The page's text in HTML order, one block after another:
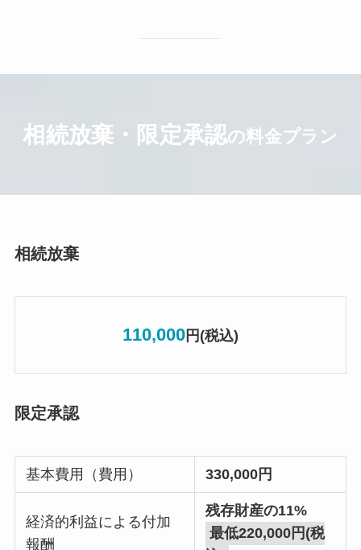
相続放棄・限定承認の料金プラン
相続放棄
110,000 円(税込)
限定承認
基本費用（費用） 330,000円
経済的利益による付加
報酬
残存財産の11%
最低220,000円(税